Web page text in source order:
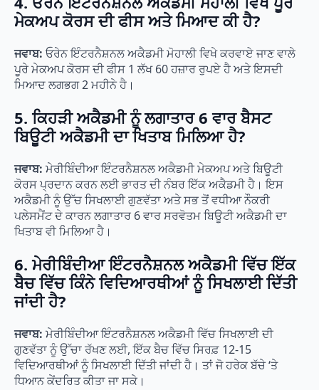
ਮੇਕਅਪ ਕੋਰਸ ਦੀ ਫੀਸ ਅਤੇ ਮਿਆਦ ਕੀ ਹੈ?
ਜਵਾਬ: ਓਰੇਨ ਇੰਟਰਨੈਸ਼ਨਲ ਅਕੈਡਮੀ ਮੋਹਾਲੀ ਵਿਖੇ ਕਰਵਾਏ ਜਾਣ ਵਾਲੇ
ਪੂਰੇ ਮੇਕਅਪ ਕੋਰਸ ਦੀ ਫੀਸ 1 ਲੱਖ 60 ਹਜ਼ਾਰ ਰੁਪਏ ਹੈ ਅਤੇ ਇਸਦੀ
ਮਿਆਦ ਲਗਭਗ 2 ਮਹੀਨੇ ਹੈ।
5. ਕਿਹੜੀ ਅਕੈਡਮੀ ਨੂੰ ਲਗਾਤਾਰ 6 ਵਾਰ ਬੈਸਟ
ਬਿਊਟੀ ਅਕੈਡਮੀ ਦਾ ਖਿਤਾਬ ਮਿਲਿਆ ਹੈ?
ਜਵਾਬ: ਮੇਰੀਬਿੰਦੀਆ ਇੰਟਰਨੈਸ਼ਨਲ ਅਕੈਡਮੀ ਮੇਕਅਪ ਅਤੇ ਬਿਊਟੀ
ਕੋਰਸ ਪ੍ਰਦਾਨ ਕਰਨ ਲਈ ਭਾਰਤ ਦੀ ਨੰਬਰ ਇੱਕ ਅਕੈਡਮੀ ਹੈ। ਇਸ
ਅਕੈਡਮੀ ਨੂੰ ਉੱਚ ਸਿਖਲਾਈ ਗੁਣਵੱਤਾ ਅਤੇ ਸਭ ਤੋਂ ਵਧੀਆ ਨੌਕਰੀ
ਪਲੇਸਮੈਂਟ ਦੇ ਕਾਰਨ ਲਗਾਤਾਰ 6 ਵਾਰ ਸਰਵੋਤਮ ਬਿਊਟੀ ਅਕੈਡਮੀ ਦਾ
ਖਿਤਾਬ ਵੀ ਮਿਲਿਆ ਹੈ।
6. ਮੇਰੀਬਿੰਦੀਆ ਇੰਟਰਨੈਸ਼ਨਲ ਅਕੈਡਮੀ ਵਿੱਚ ਇੱਕ
ਬੈਚ ਵਿੱਚ ਕਿੰਨੇ ਵਿਦਿਆਰਥੀਆਂ ਨੂੰ ਸਿਖਲਾਈ ਦਿੱਤੀ
ਜਾਂਦੀ ਹੈ?
ਜਵਾਬ: ਮੇਰੀਬਿੰਦੀਆ ਇੰਟਰਨੈਸ਼ਨਲ ਅਕੈਡਮੀ ਵਿੱਚ ਸਿਖਲਾਈ ਦੀ
ਗੁਣਵੱਤਾ ਨੂੰ ਉੱਚਾ ਰੱਖਣ ਲਈ, ਇੱਕ ਬੈਚ ਵਿੱਚ ਸਿਰਫ਼ 12-15
ਵਿਦਿਆਰਥੀਆਂ ਨੂੰ ਸਿਖਲਾਈ ਦਿੱਤੀ ਜਾਂਦੀ ਹੈ। ਤਾਂ ਜੋ ਹਰੇਕ ਬੱਚੇ ‘ਤੇ
ਧਿਆਨ ਕੇਂਦਰਿਤ ਕੀਤਾ ਜਾ ਸਕੇ।